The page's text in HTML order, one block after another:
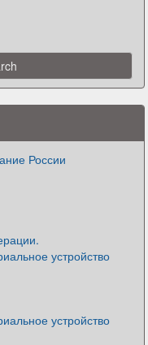
России
устройство
устройство